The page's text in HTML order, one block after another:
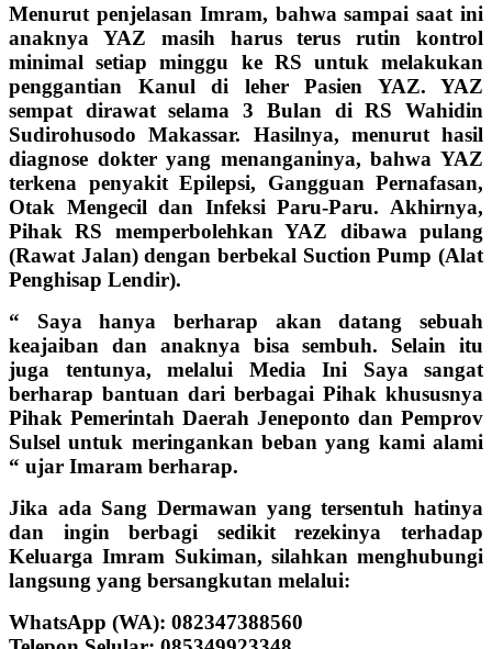
Menurut penjelasan Imram, bahwa sampai saat ini
anaknya YAZ masih harus terus rutin kontrol
minimal setiap minggu ke RS untuk melakukan
penggantian Kanul di leher Pasien YAZ. YAZ
sempat dirawat selama 3 Bulan di RS Wahidin
Sudirohusodo Makassar. Hasilnya, menurut hasil
diagnose dokter yang menanganinya, bahwa YAZ
terkena penyakit Epilepsi, Gangguan Pernafasan,
Otak Mengecil dan Infeksi Paru-Paru. Akhirnya,
Pihak RS memperbolehkan YAZ dibawa pulang
(Rawat Jalan) dengan berbekal Suction Pump (Alat
Penghisap Lendir).
“ Saya hanya berharap akan datang sebuah
keajaiban dan anaknya bisa sembuh. Selain itu
juga tentunya, melalui Media Ini Saya sangat
berharap bantuan dari berbagai Pihak khususnya
Pihak Pemerintah Daerah Jeneponto dan Pemprov
Sulsel untuk meringankan beban yang kami alami
“ ujar Imaram berharap.
Jika ada Sang Dermawan yang tersentuh hatinya
dan ingin berbagi sedikit rezekinya terhadap
Keluarga Imram Sukiman, silahkan menghubungi
langsung yang bersangkutan melalui:
WhatsApp (WA): 082347388560